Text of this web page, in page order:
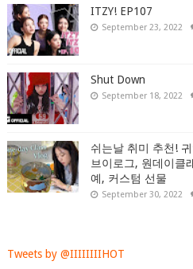
ITZY! EP107
September 23, 2022
Shut Down
September 18, 2022
쉬는날 취미 추천!
브이로그, 원데이클
예, 커스텀 선물
September 30, 2022
Tweets by @IIIIIIIIHOT